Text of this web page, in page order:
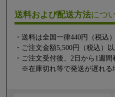
送料および配送方法につ
・送料は全国一律440円（税込）
・ご注文金額5,500円（税込）
・ご注文受付後、2日から1週間
※在庫切れ等で発送が遅れる